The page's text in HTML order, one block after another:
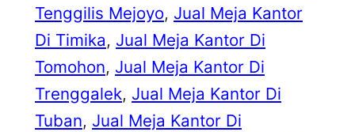
Tenggilis Mejoyo, Jual Meja Kantor
Di Timika, Jual Meja Kantor Di
Tomohon, Jual Meja Kantor Di
Trenggalek, Jual Meja Kantor Di
Tuban, Jual Meja Kantor Di